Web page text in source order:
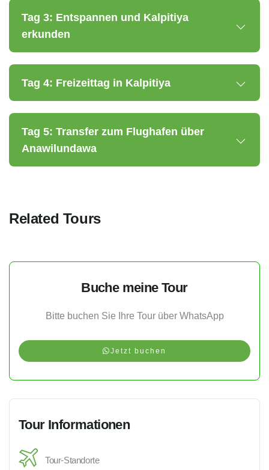
Tag 3: Entspannen und Kalpitiya
erkunden
Tag 4: Freizeittag in Kalpitiya
Tag 5: Transfer zum Flughafen über
Anawilundawa
Related Tours
Buche meine Tour
Bitte buchen Sie Ihre Tour über WhatsApp
Jetzt buchen
Tour Informationen
Tour-Standorte